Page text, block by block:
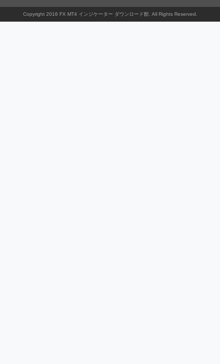
Copyright 2016 FX MT4 インジケーター ダウンロード館. All Rights Reserved.